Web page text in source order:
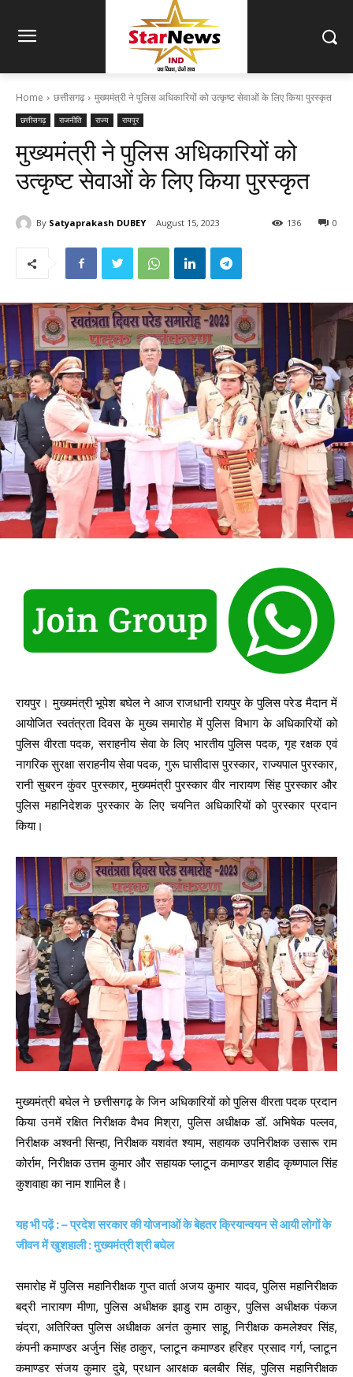
Home छत्तीसगढ़ मुख्यमंत्री ने पुलिस अधिकारियों को उत्कृष्ट सेवाओं के लिए किया पुरस्कृत
छत्तीसगढ़ राजनीति राज्य रायपुर
मुख्यमंत्री ने पुलिस अधिकारियों को
उत्कृष्ट सेवाओं के लिए किया पुरस्कृत
By Satyaprakash DUBEY August 15, 2023 0
136
रायपुर। मुख्यमंत्री भूपेश बघेल ने आज राजधानी रायपुर के पुलिस परेड मैदान में
आयोजित स्वतंत्रता दिवस के मुख्य समारोह में पुलिस विभाग के अधिकारियों को
पुलिस वीरता पदक, सराहनीय सेवा के लिए भारतीय पुलिस पदक, गृह रक्षक एवं
नागरिक सुरक्षा सराहनीय सेवा पदक, गुरू घासीदास पुरस्कार, राज्यपाल पुरस्कार,
रानी सुबरन कुंवर पुरस्कार, मुख्यमंत्री पुरस्कार वीर नारायण सिंह पुरस्कार और
पुलिस महानिदेशक पुरस्कार के लिए चयनित अधिकारियों को पुरस्कार प्रदान
किया।
मुख्यमंत्री बघेल ने छत्तीसगढ़ के जिन अधिकारियों को पुलिस वीरता पदक प्रदान
किया उनमें रक्षित निरीक्षक वैभव मिश्रा, पुलिस अधीक्षक डॉ. अभिषेक पल्लव,
निरीक्षक अश्वनी सिन्हा, निरीक्षक यशवंत श्याम, सहायक उपनिरीक्षक उसारू राम
कोर्राम, निरीक्षक उत्तम कुमार और सहायक प्लाटून कमाण्डर शहीद कृष्णपाल सिंह
कुशवाहा का नाम शामिल है।
यह भी पढ़ें : – प्रदेश सरकार की योजनाओं के बेहतर क्रियान्वयन से आयी लोगों के
जीवन में खुशहाली : मुख्यमंत्री श्री बघेल
समारोह में पुलिस महानिरीक्षक गुप्त वार्ता अजय कुमार यादव, पुलिस महानिरीक्षक
बद्री नारायण मीणा, पुलिस अधीक्षक झाडु राम ठाकुर, पुलिस अधीक्षक पंकज
चंद्रा, अतिरिक्त पुलिस अधीक्षक अनंत कुमार साहू, निरीक्षक कमलेश्वर सिंह,
कंपनी कमाण्डर अर्जुन सिंह ठाकुर, प्लाटून कमाण्डर हरिहर प्रसाद गर्ग, प्लाटून
कमाण्डर संजय कुमार दुबे, प्रधान आरक्षक बलबीर सिंह, पुलिस महानिरीक्षक